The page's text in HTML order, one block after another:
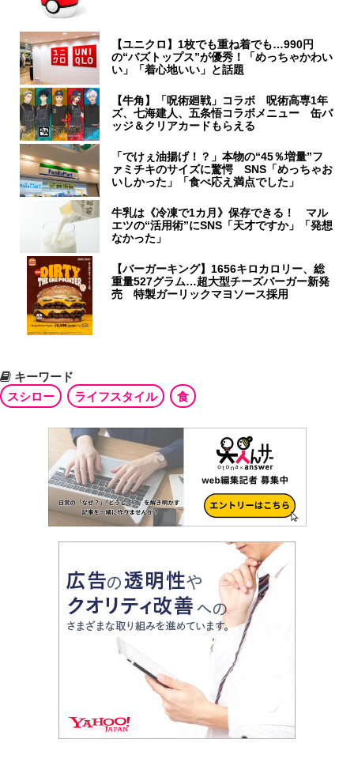
【ユニクロ】1枚でも重ね着でも…990円
の“バズトップス”が優秀！「めっちゃかわい
い」「着心地いい」と話題
【牛角】「呪術廻戦」コラボ 呪術高専1年
ズ、七海建人、五条悟コラボメニュー 缶バ
ッジ＆クリアカードもらえる
「でけぇ油揚げ！？」本物の“45％増量”フ
ァミチキのサイズに驚愕 SNS「めっちゃお
いしかった」「食べ応え満点でした」
牛乳は《冷凍で1カ月》保存できる！ マル
エツの“活用術”にSNS「天才ですか」「発想
なかった」
【バーガーキング】1656キロカロリー、総
重量527グラム…超大型チーズバーガー新発
売 特製ガーリックマヨソース採用
キーワード
スシロー
ライフスタイル 食